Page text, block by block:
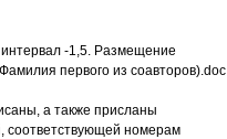
-1,5. Размещение
первого из соавторов).doc
а также присланы
соответствующей номерам